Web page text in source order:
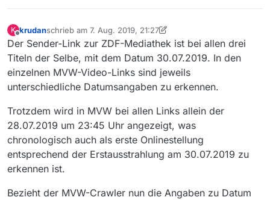
K
Offline
krudanschrieb am 7. Aug. 2019, 21:27
zuletzt editiert von krudan 8. Juli 2019, 23:35
Der Sender-Link zur ZDF-Mediathek ist bei allen drei
Titeln der Selbe, mit dem Datum 30.07.2019. In den
einzelnen MVW-Video-Links sind jeweils
unterschiedliche Datumsangaben zu erkennen.
Trotzdem wird in MVW bei allen Links allein der
28.07.2019 um 23:45 Uhr angezeigt, was
chronologisch auch als erste Onlinestellung
entsprechend der Erstausstrahlung am 30.07.2019 zu
erkennen ist.
Bezieht der MVW-Crawler nun die Angaben zu Datum